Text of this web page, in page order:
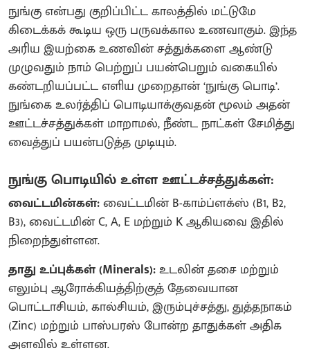
நுங்கு என்பது குறிப்பிட்ட காலத்தில் மட்டுமே
கிடைக்கக் கூடிய ஒரு பருவக்கால உணவாகும். இந்த
அரிய இயற்கை உணவின் சத்துக்களை ஆண்டு
முழுவதும் நாம் பெற்றுப் பயன்பெறும் வகையில்
கண்டறியப்பட்ட எளிய முறைதான் ‘நுங்கு பொடி’.
நுங்கை உலர்த்திப் பொடியாக்குவதன் மூலம் அதன்
ஊட்டச்சத்துக்கள் மாறாமல், நீண்ட நாட்கள் சேமித்து
வைத்துப் பயன்படுத்த முடியும்.
நுங்கு பொடியில் உள்ள ஊட்டச்சத்துக்கள்:
வைட்டமின்கள்:வைட்டமின் B-காம்ப்ளக்ஸ் (B1, B2,
B3), வைட்டமின் C, A, E மற்றும் K ஆகியவை இதில்
நிறைந்துள்ளன.
தாது உப்புக்கள் (Minerals):உடலின் தசை மற்றும்
எலும்பு ஆரோக்கியத்திற்குத் தேவையான
பொட்டாசியம், கால்சியம், இரும்புச்சத்து, துத்தநாகம்
(Zinc) மற்றும் பாஸ்பரஸ் போன்ற தாதுக்கள் அதிக
அளவில் உள்ளன.